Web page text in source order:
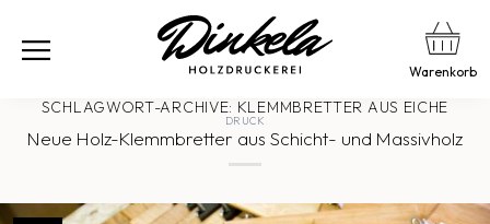
Warenkorb
SCHLAGWORT-ARCHIVE: KLEMMBRETTER AUS EICHE
DRUCK
Neue Holz-Klemmbretter aus Schicht- und Massivholz